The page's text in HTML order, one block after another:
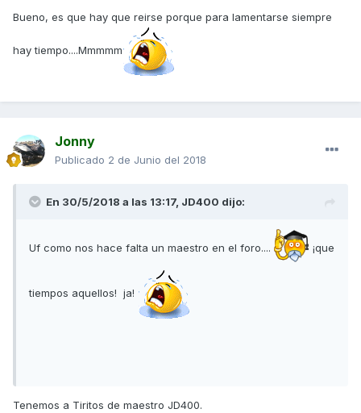
Bueno, es que hay que reirse porque para lamentarse siempre
hay tiempo....Mmmmm
Jonny
Publicado 2 de Junio del 2018
En 30/5/2018 a las 13:17, JD400 dijo:
Uf como nos hace falta un maestro en el foro.... ¡que
tiempos aquellos! ja!
Tenemos a Tiritos de maestro JD400.